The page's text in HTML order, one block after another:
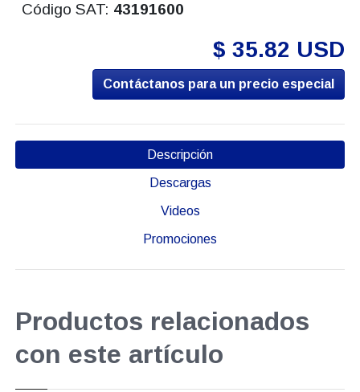
Código SAT: 43191600
$ 35.82 USD
Contáctanos para un precio especial
Descripción
Descargas
Videos
Promociones
Productos relacionados
con este artículo